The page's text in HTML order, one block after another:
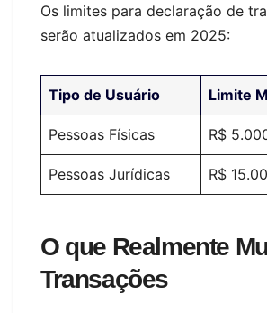
Os limites para declaração de
serão atualizados em 2025:
Tipo de Usuário Limite
Pessoas Físicas R$
Pessoas Jurídicas R$
O que Realmente
Transações